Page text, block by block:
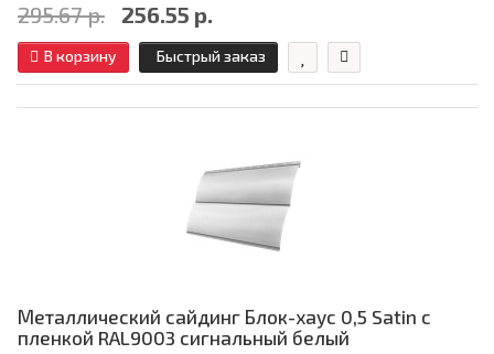
295.67 р. 256.55 р.
В корзину Быстрый заказ
Металлический сайдинг Блок-хаус 0,5 Satin с
пленкой RAL9003 сигнальный белый